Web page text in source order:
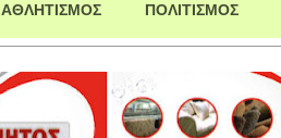
ΑΘΛΗΤΙΣΜΟΣ ΠΟΛΙΤΙΣΜΟΣ